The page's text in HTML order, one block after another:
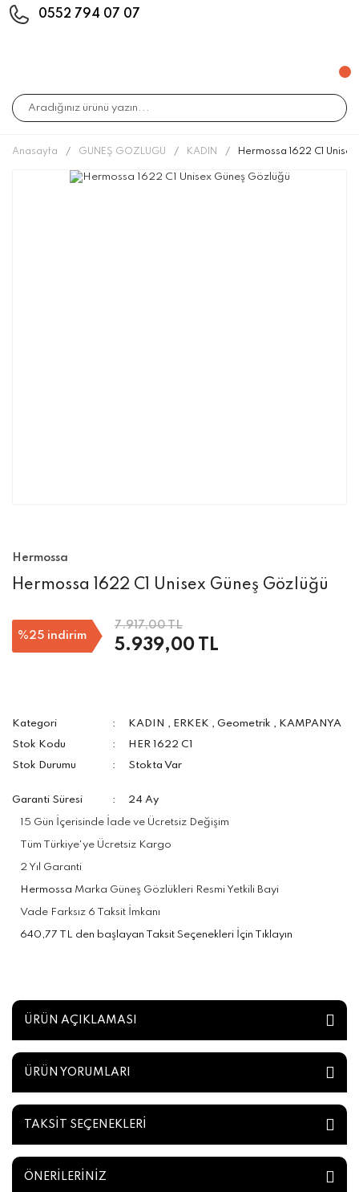
0552 794 07 07
Anasayfa GÜNEŞ GÖZLÜĞÜ KADIN Hermossa 1622 C1
Hermossa
Hermossa 1622 C1 Unisex Güneş Gözlüğü
%25 indirim
7.917,00 TL
5.939,00 TL
Kategori KADIN , ERKEK ,Geometrik , KAMPANYA
Stok Kodu
HER 1622 C1
Stok Durumu
Stokta Var
Garanti Süresi 24 Ay
15 Gün İçerisinde İade ve Ücretsiz Değişim
Tüm Türkiye'ye Ücretsiz Kargo
2 Yıl Garanti
Hermossa Marka Güneş Gözlükleri Resmi Yetkili Bayi
Vade Farksız 6 Taksit İmkanı
640,77 TL den başlayan Taksit Seçenekleri İçin Tıklayın
ÜRÜN AÇIKLAMASI
ÜRÜN YORUMLARI
TAKSİT SEÇENEKLERİ
ÖNERİLERİNİZ